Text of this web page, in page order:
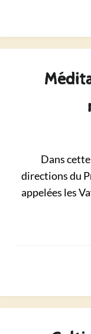
Dans
directions du
appelées les